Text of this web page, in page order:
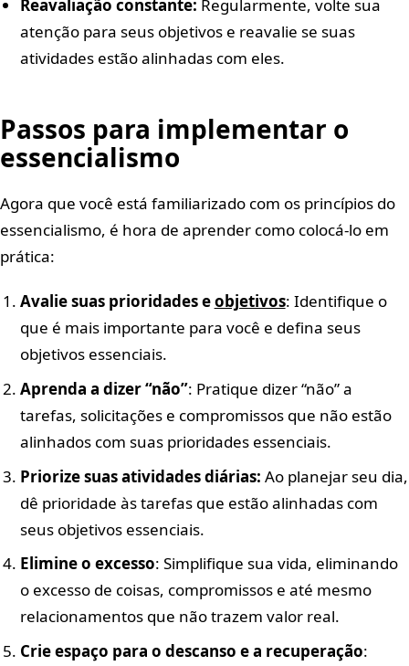
Reavaliação constante: Regularmente, volte sua
atenção para seus objetivos e reavalie se suas
atividades estão alinhadas com eles.
Passos para implementar o
essencialismo
Agora que você está familiarizado com os princípios do
essencialismo, é hora de aprender como colocá-lo em
prática:
Avalie suas prioridades eobjetivos: Identifique o
que é mais importante para você e defina seus
objetivos essenciais.
Aprenda a dizer “não”: Pratique dizer “não” a
tarefas, solicitações e compromissos que não estão
alinhados com suas prioridades essenciais.
Priorize suas atividades diárias: Ao planejar seu dia,
dê prioridade às tarefas que estão alinhadas com
seus objetivos essenciais.
Elimine o excesso: Simplifique sua vida, eliminando
o excesso de coisas, compromissos e até mesmo
relacionamentos que não trazem valor real.
Crie espaço para o descanso e a recuperação: